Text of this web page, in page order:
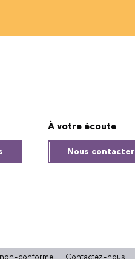
À votre écoute
Nous contacter